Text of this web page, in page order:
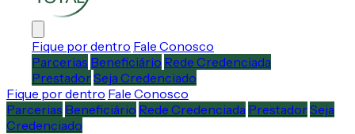
Fique por dentro Fale Conosco
Parcerias Beneficiário Rede Credenciada
PrestadorSeja Credenciado
Fique por dentro Fale Conosco
Parcerias Beneficiário Rede Credenciada PrestadorSeja
Credenciado